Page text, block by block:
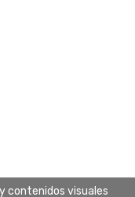
contenidos visuales